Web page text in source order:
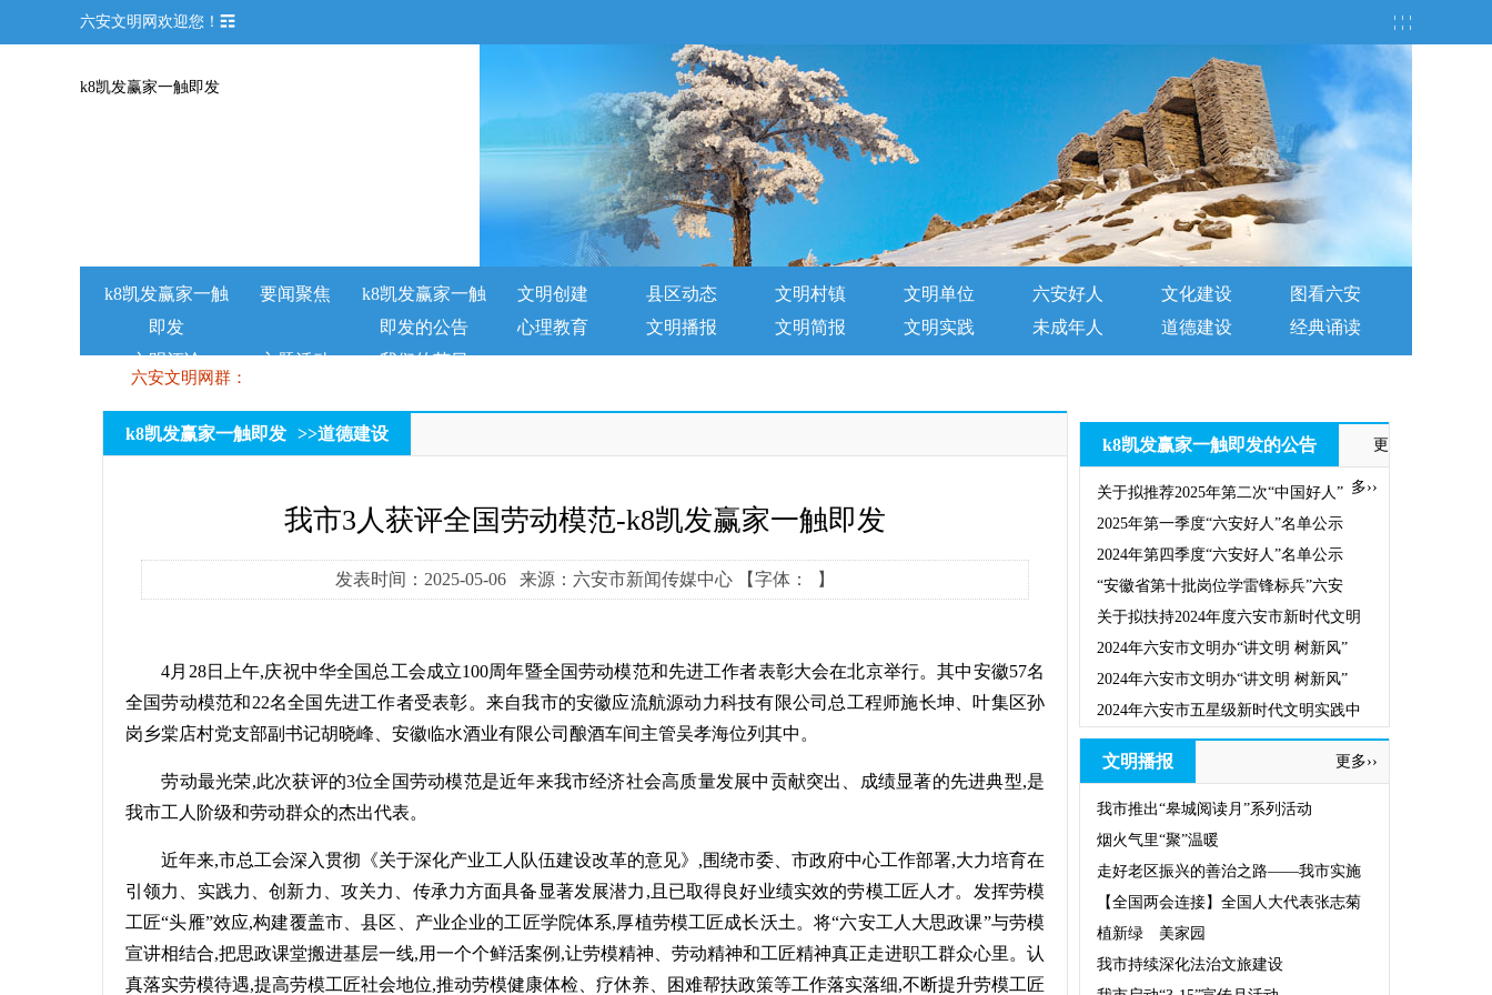
六安文明网欢迎您！☶ ¦ ¦ ¦
k8凯发赢家一触即发
k8凯发赢家一触
即发
要闻聚焦
k8凯发赢家一触
即发的公告
文明创建 县区动态 文明村镇 文明单位 六安好人 文化建设
图看六安
心理教育
文明播报 文明简报 文明实践 未成年人 道德建设
经典诵读
文明评论
主题活动 我们的节日
六安文明网群：
k8凯发赢家一触即发 >>道德建设
我市3人获评全国劳动模范-k8凯发赢家一触即发
发表时间：2025-05-06 来源：六安市新闻传媒中心 【字体： 】
4月28日上午,庆祝中华全国总工会成立100周年暨全国劳动模范和先进工作者表彰大会在北京举行。其中安徽57名
全国劳动模范和22名全国先进工作者受表彰。来自我市的安徽应流航源动力科技有限公司总工程师施长坤、叶集区孙
岗乡棠店村党支部副书记胡晓峰、安徽临水酒业有限公司酿酒车间主管吴孝海位列其中。
劳动最光荣,此次获评的3位全国劳动模范是近年来我市经济社会高质量发展中贡献突出、成绩显著的先进典型,是
我市工人阶级和劳动群众的杰出代表。
近年来,市总工会深入贯彻《关于深化产业工人队伍建设改革的意见》,围绕市委、市政府中心工作部署,大力培育在
引领力、实践力、创新力、攻关力、传承力方面具备显著发展潜力,且已取得良好业绩实效的劳模工匠人才。发挥劳模
工匠“头雁”效应,构建覆盖市、县区、产业企业的工匠学院体系,厚植劳模工匠成长沃土。将“六安工人大思政课”与劳模
宣讲相结合,把思政课堂搬进基层一线,用一个个鲜活案例,让劳模精神、劳动精神和工匠精神真正走进职工群众心里。认
真落实劳模待遇,提高劳模工匠社会地位,推动劳模健康体检、疗休养、困难帮扶政策等工作落实落细,不断提升劳模工匠
k8凯发赢家一触即发的公告 更
多››
关于拟推荐2025年第二次“中国好人”
2025年第一季度“六安好人”名单公示
2024年第四季度“六安好人”名单公示
“安徽省第十批岗位学雷锋标兵”六安
关于拟扶持2024年度六安市新时代文明
2024年六安市文明办“讲文明 树新风”
2024年六安市文明办“讲文明 树新风”
2024年六安市五星级新时代文明实践中
文明播报 更多››
我市推出“皋城阅读月”系列活动
烟火气里“聚”温暖
走好老区振兴的善治之路——我市实施
【全国两会连接】全国人大代表张志菊
植新绿 美家园
我市持续深化法治文旅建设